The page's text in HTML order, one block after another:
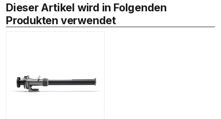
Dieser Artikel wird in Folgenden
Produkten verwendet